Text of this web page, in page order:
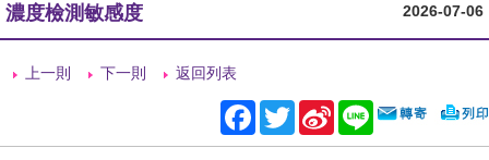
濃度檢測敏感度
2026-07-06
上一則 下一則 返回列表
Facebook
TwitterSina
Weibo
Line